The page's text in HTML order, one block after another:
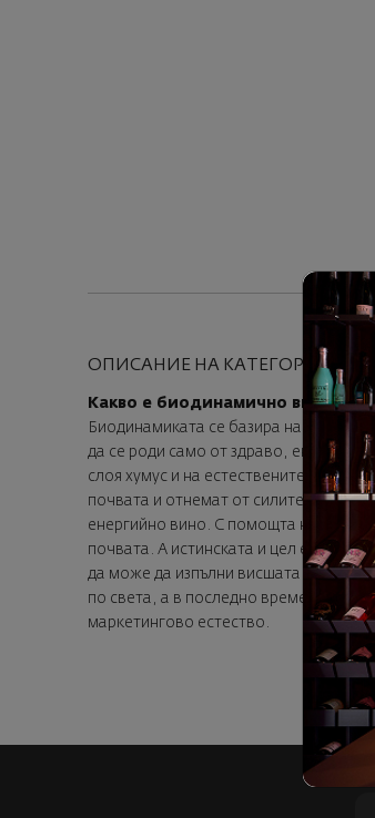
ОПИСАНИЕ НА КАТЕГОРИЯТА
Какво е биодинамично вино?
Биодинамиката се базира на
да се роди само от здраво,
слоя хумус и на естествените
почвата и отнемат от силите й, с
енергийно вино. С помощта на
почвата. А истинската и цел е още
да може да изпълни висшата си
по света, а в последно време, след
маркетингово естество.